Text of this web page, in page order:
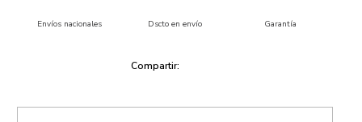
Envíos nacionales Dscto en envío Garantía